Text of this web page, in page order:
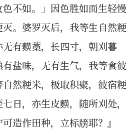
不如。」因色胜如而生轻慢
。婆罗灭后，我等生自然粳
有䵃藁，长四寸，朝刈暮
盐味，无有生气，我等食彼
自然粳米，极取积聚，彼宿粳
日，亦生皮䵃，随所刈处，
造作田种，立标牓耶？』